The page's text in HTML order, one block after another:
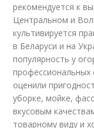
рекомендуется к
Центральном и
культивируется
в Беларуси и на
популярность у
оценили
уборке, мойке,
вкусовым
товарному виду и